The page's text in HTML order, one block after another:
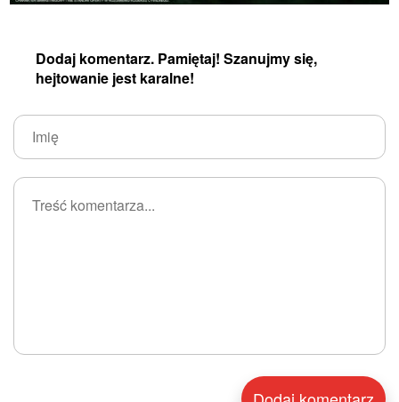
Dodaj komentarz. Pamiętaj! Szanujmy się,
hejtowanie jest karalne!